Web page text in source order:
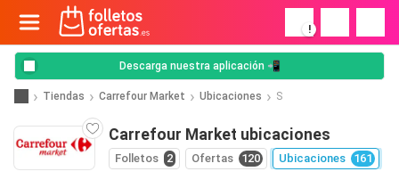
!
Descarga nuestra aplicación 📲
Tiendas Carrefour Market Ubicaciones S
Carrefour Market ubicaciones
Folletos 2 Ofertas 120 Ubicaciones 161